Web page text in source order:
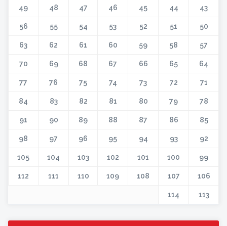
43
44
45
46
47
48
49
50
51
52
53
54
55
56
57
58
59
60
61
62
63
64
65
66
67
68
69
70
71
72
73
74
75
76
77
78
79
80
81
82
83
84
85
86
87
88
89
90
91
92
93
94
95
96
97
98
99
100
101
102
103
104
105
106
107
108
109
110
111
112
113
114